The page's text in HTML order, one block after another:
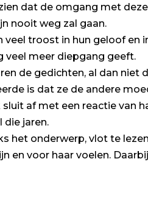
dat de omgang met
nooit weg zal gaan.
veel troost in hun geloof
veel meer diepgang geeft.
de gedichten, al dan niet
is dat ze de andere
af met een reactie van
die jaren.
het onderwerp, vlot te
en voor haar voelen.